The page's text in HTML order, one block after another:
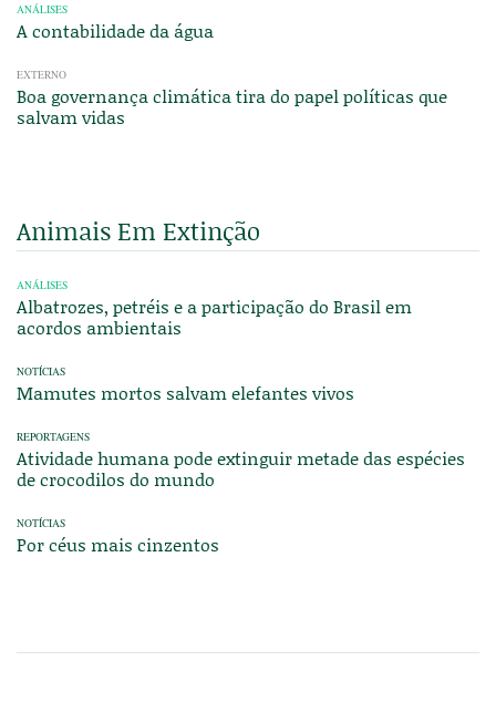
ANÁLISES
A contabilidade da água
EXTERNO
Boa governança climática tira do papel políticas que
salvam vidas
Animais Em Extinção
ANÁLISES
Albatrozes, petréis e a participação do Brasil em
acordos ambientais
NOTÍCIAS
Mamutes mortos salvam elefantes vivos
REPORTAGENS
Atividade humana pode extinguir metade das espécies
de crocodilos do mundo
NOTÍCIAS
Por céus mais cinzentos